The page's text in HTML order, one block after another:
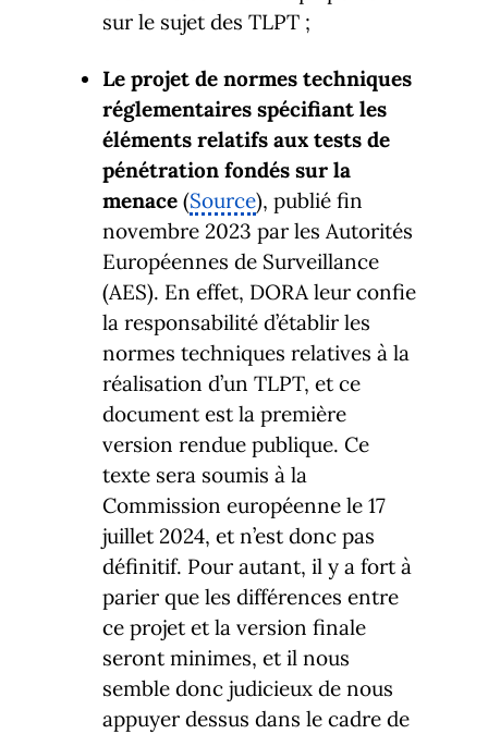
sur le sujet des TLPT ;
Le projet de normes techniques
réglementaires spécifiant les
éléments relatifs aux tests de
pénétration fondés sur la
menace (Source), publié fin
novembre 2023 par les Autorités
Européennes de Surveillance
(AES). En effet, DORA leur confie
la responsabilité d’établir les
normes techniques relatives à la
réalisation d’un TLPT, et ce
document est la première
version rendue publique. Ce
texte sera soumis à la
Commission européenne le 17
juillet 2024, et n’est donc pas
définitif. Pour autant, il y a fort à
parier que les différences entre
ce projet et la version finale
seront minimes, et il nous
semble donc judicieux de nous
appuyer dessus dans le cadre de